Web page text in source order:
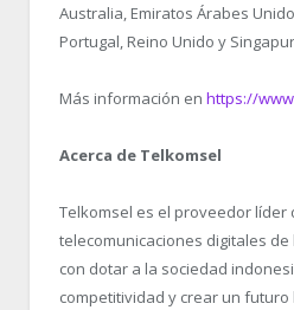
Australia, Emiratos Árabes
Portugal, Reino Unido y
Más información en https://
Acerca de Telkomsel
Telkomsel es el proveedor líder
telecomunicaciones digitales
con dotar a la sociedad
competitividad y crear un